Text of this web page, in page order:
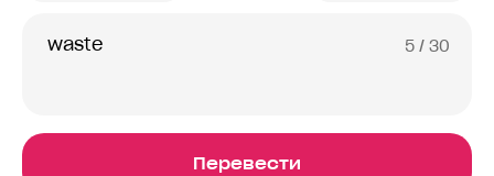
5 / 30
Перевести